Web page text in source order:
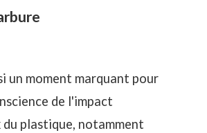
un moment marquant pour
de l'impact
du plastique, notamment